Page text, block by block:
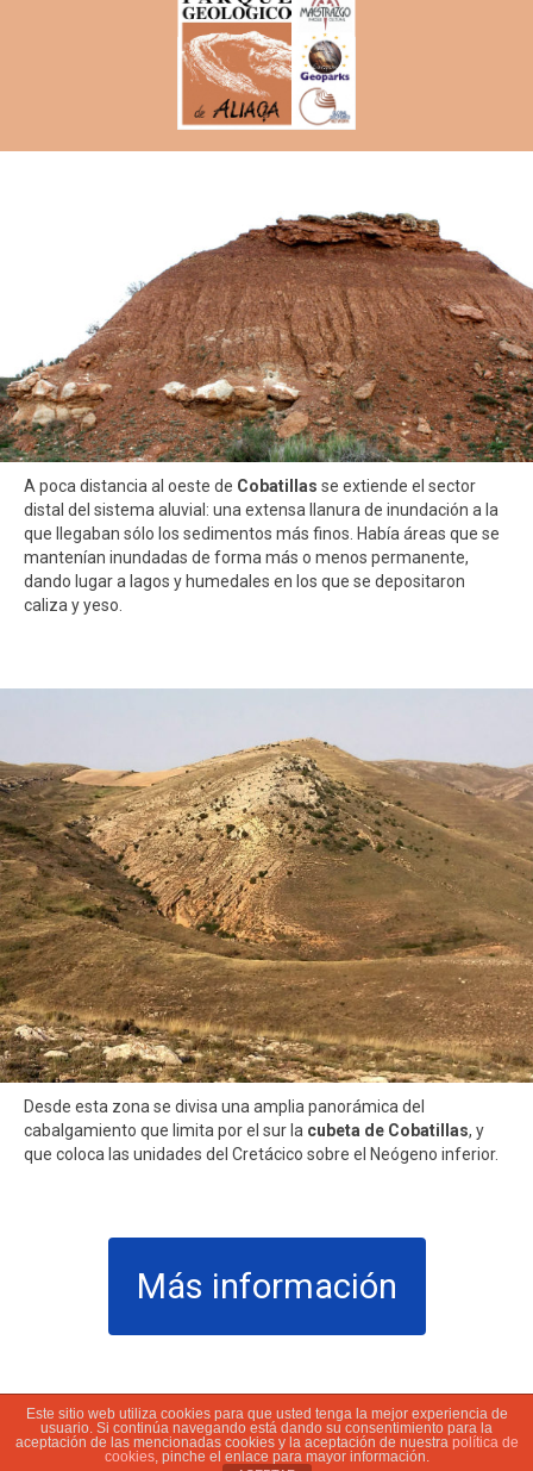
A poca distancia al oeste de Cobatillas se extiende el sector
distal del sistema aluvial: una extensa llanura de inundación a la
que llegaban sólo los sedimentos más finos. Había áreas que se
mantenían inundadas de forma más o menos permanente,
dando lugar a lagos y humedales en los que se depositaron
caliza y yeso.
Desde esta zona se divisa una amplia panorámica del
cabalgamiento que limita por el sur la cubeta de Cobatillas, y
que coloca las unidades del Cretácico sobre el Neógeno inferior.
Más información
© 2022 Ayuntamiento de Aliaga | Parque Geológico |Aviso legal|
Desarrollado porVisualcom Solutions
Este sitio web utiliza cookies para que usted tenga la mejor experiencia de
usuario. Si continúa navegando está dando su consentimiento para la
aceptación de las mencionadas cookies y la aceptación de nuestra política de
cookies, pinche el enlace para mayor información.